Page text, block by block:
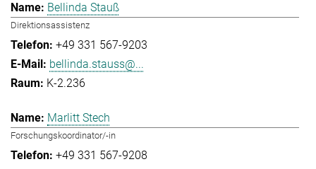
Bellinda Stauß
Direktionsassistenz
+49 331 567-9203
bellinda.stauss@...
K-2.236
Marlitt Stech
Forschungskoordinator/-in
+49 331 567-9208